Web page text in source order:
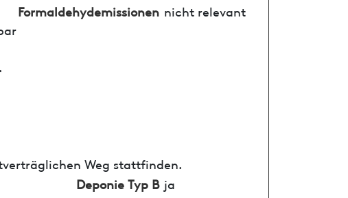
Formaldehydemissionen nicht relevant
Weg stattfinden.
Deponie Typ B ja